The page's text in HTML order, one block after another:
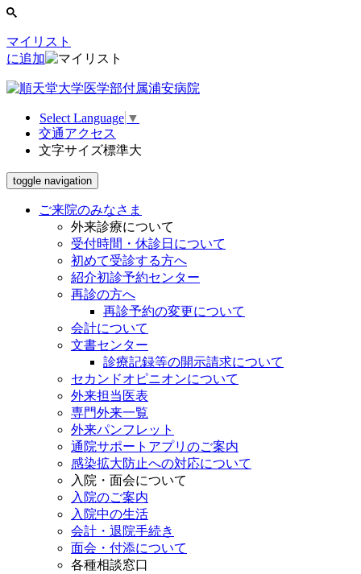
マイリスト
に追加
Select Language ▼
交通アクセス
文字サイズ標準大
toggle navigation
ご来院のみなさま
外来診療について
受付時間・休診日について
初めて受診する方へ
紹介初診予約センター
再診の方へ
再診予約の変更について
会計について
文書センター
診療記録等の開示請求について
セカンドオピニオンについて
外来担当医表
専門外来一覧
外来パンフレット
通院サポートアプリのご案内
感染拡大防止への対応について
入院・面会について
入院のご案内
入院中の生活
会計・退院手続き
面会・付添について
各種相談窓口